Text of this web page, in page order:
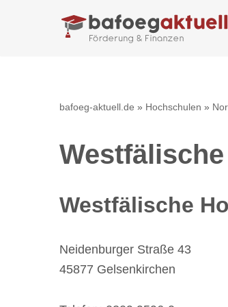
bafoeg-aktuell.de » Hochschulen »
Westfälische
Westfälische
Neidenburger Straße 43
45877 Gelsenkirchen